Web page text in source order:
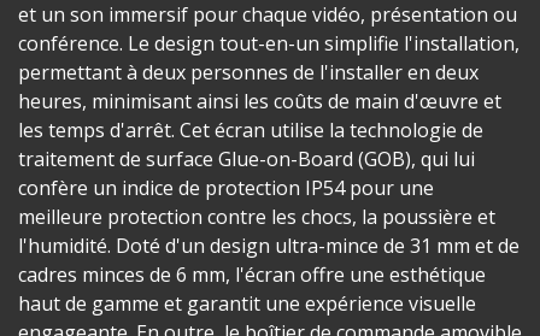
et un son immersif pour chaque vidéo, présentation ou
conférence. Le design tout-en-un simplifie l'installation,
permettant à deux personnes de l'installer en deux
heures, minimisant ainsi les coûts de main d'œuvre et
les temps d'arrêt. Cet écran utilise la technologie de
traitement de surface Glue-on-Board (GOB), qui lui
confère un indice de protection IP54 pour une
meilleure protection contre les chocs, la poussière et
l'humidité. Doté d'un design ultra-mince de 31 mm et de
cadres minces de 6 mm, l'écran offre une esthétique
haut de gamme et garantit une expérience visuelle